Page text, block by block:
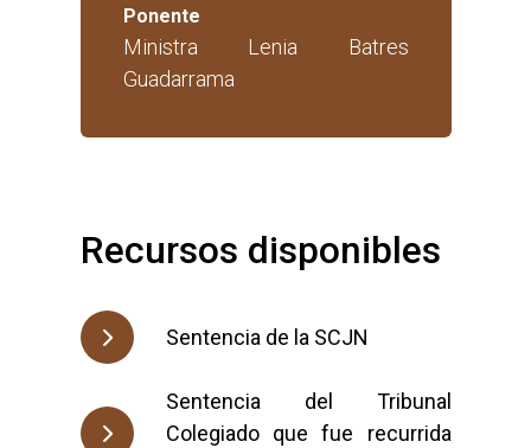
Ponente
Ministra Lenia Batres
Guadarrama
Recursos disponibles
Sentencia de la SCJN
Sentencia del Tribunal
Colegiado que fue recurrida